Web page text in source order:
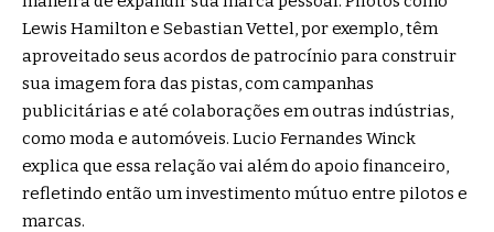
Lewis Hamilton e Sebastian Vettel, por exemplo, têm
aproveitado seus acordos de patrocínio para construir
sua imagem fora das pistas, com campanhas
publicitárias e até colaborações em outras indústrias,
como moda e automóveis. Lucio Fernandes Winck
explica que essa relação vai além do apoio financeiro,
refletindo então um investimento mútuo entre pilotos e
marcas.